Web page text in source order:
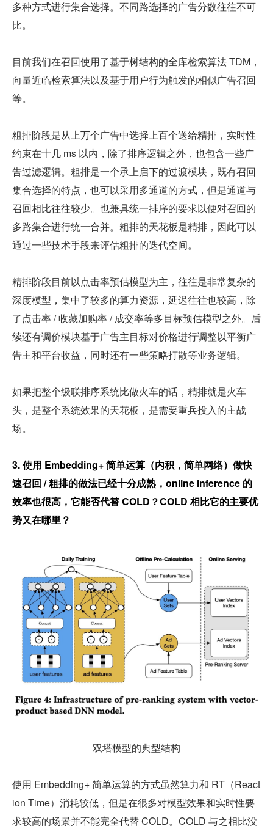
多种方式进行集合选择。不同路选择的广告分数往往不可
比。
目前我们在召回使用了基于树结构的全库检索算法 TDM，
向量近临检索算法以及基于用户行为触发的相似广告召回
等。
粗排阶段是从上万个广告中选择上百个送给精排，实时性
约束在十几 ms 以内，除了排序逻辑之外，也包含一些广
告过滤逻辑。粗排是一个承上启下的过渡模块，既有召回
集合选择的特点，也可以采用多通道的方式，但是通道与
召回相比往往较少。也兼具统一排序的要求以便对召回的
多路集合进行统一合并。粗排的天花板是精排，因此可以
通过一些技术手段来评估粗排的迭代空间。
精排阶段目前以点击率预估模型为主，往往是非常复杂的
深度模型，集中了较多的算力资源，延迟往往也较高，除
了点击率 / 收藏加购率 / 成交率等多目标预估模型之外。后
续还有调价模块基于广告主目标对价格进行调整以平衡广
告主和平台收益，同时还有一些策略打散等业务逻辑。
如果把整个级联排序系统比做火车的话，精排就是火车
头，是整个系统效果的天花板，是需要重兵投入的主战
场。
3. 使用 Embedding+ 简单运算（内积，简单网络）做快
速召回 / 粗排的做法已经十分成熟，online inference 的
效率也很高，它能否代替 COLD？COLD 相比它的主要优
势又在哪里？
双塔模型的典型结构
使用 Embedding+ 简单运算的方式虽然算力和 RT（React
ion Time）消耗较低，但是在很多对模型效果和实时性要
求较高的场景并不能完全代替 COLD。COLD 与之相比没